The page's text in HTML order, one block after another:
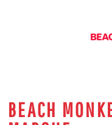
BEACH